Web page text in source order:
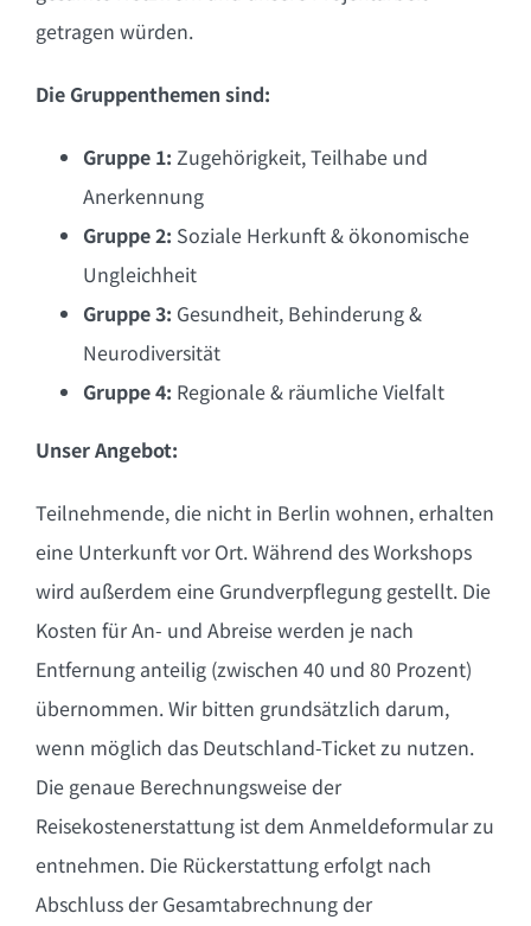
getragen würden.
Die Gruppenthemen sind:
Gruppe 1: Zugehörigkeit, Teilhabe und
Anerkennung
Gruppe 2: Soziale Herkunft & ökonomische
Ungleichheit
Gruppe 3: Gesundheit, Behinderung &
Neurodiversität
Gruppe 4: Regionale & räumliche Vielfalt
Unser Angebot:
Teilnehmende, die nichtin Berlin wohnen, erhalten
eine Unterkunft vor Ort. Während des Workshops
wird außerdem eine Grundverpflegung gestellt. Die
Kosten für An- und Abreise werden je nach
Entfernung anteilig(zwischen 40 und 80 Prozent)
übernommen. Wir bitten grundsätzlich darum,
wenn möglich das Deutschland-Ticket zu nutzen.
Die genaue Berechnungsweise der
Reisekostenerstattung ist dem Anmeldeformular zu
entnehmen. Die Rückerstattung erfolgt nach
Abschluss der Gesamtabrechnung der